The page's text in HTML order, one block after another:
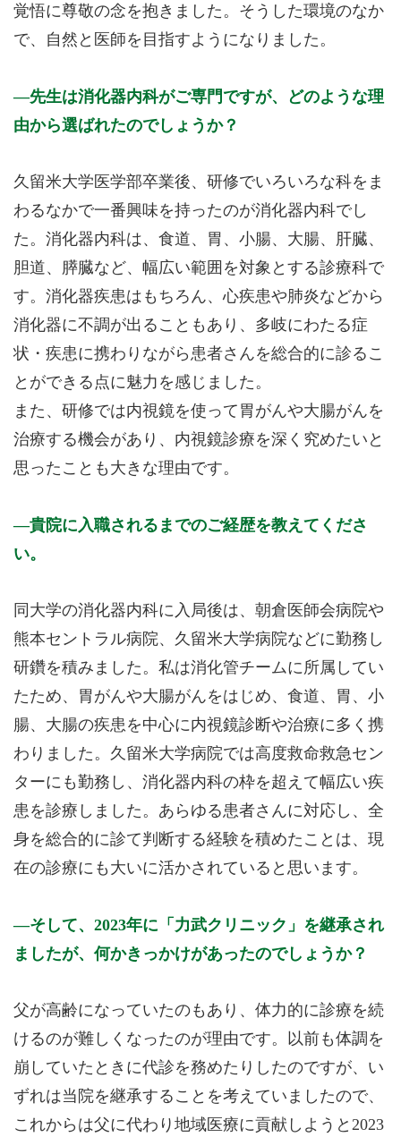
覚悟に尊敬の念を抱きました。そうした環境のなか
で、自然と医師を目指すようになりました。
先生は消化器内科がご専門ですが、どのような理
由から選ばれたのでしょうか？
久留米大学医学部卒業後、研修でいろいろな科をま
わるなかで一番興味を持ったのが消化器内科でし
た。消化器内科は、食道、胃、小腸、大腸、肝臓、
胆道、膵臓など、幅広い範囲を対象とする診療科で
す。消化器疾患はもちろん、心疾患や肺炎などから
消化器に不調が出ることもあり、多岐にわたる症
状・疾患に携わりながら患者さんを総合的に診るこ
とができる点に魅力を感じました。
また、研修では内視鏡を使って胃がんや大腸がんを
治療する機会があり、内視鏡診療を深く究めたいと
思ったことも大きな理由です。
貴院に入職されるまでのご経歴を教えてくださ
い。
同大学の消化器内科に入局後は、朝倉医師会病院や
熊本セントラル病院、久留米大学病院などに勤務し
研鑽を積みました。私は消化管チームに所属してい
たため、胃がんや大腸がんをはじめ、食道、胃、小
腸、大腸の疾患を中心に内視鏡診断や治療に多く携
わりました。久留米大学病院では高度救命救急セン
ターにも勤務し、消化器内科の枠を超えて幅広い疾
患を診療しました。あらゆる患者さんに対応し、全
身を総合的に診て判断する経験を積めたことは、現
在の診療にも大いに活かされていると思います。
そして、2023年に「力武クリニック」を継承され
ましたが、何かきっかけがあったのでしょうか？
父が高齢になっていたのもあり、体力的に診療を続
けるのが難しくなったのが理由です。以前も体調を
崩していたときに代診を務めたりしたのですが、い
ずれは当院を継承することを考えていましたので、
これからは父に代わり地域医療に貢献しようと2023